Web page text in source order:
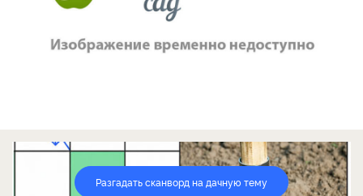
Разгадать сканворд на дачную тему